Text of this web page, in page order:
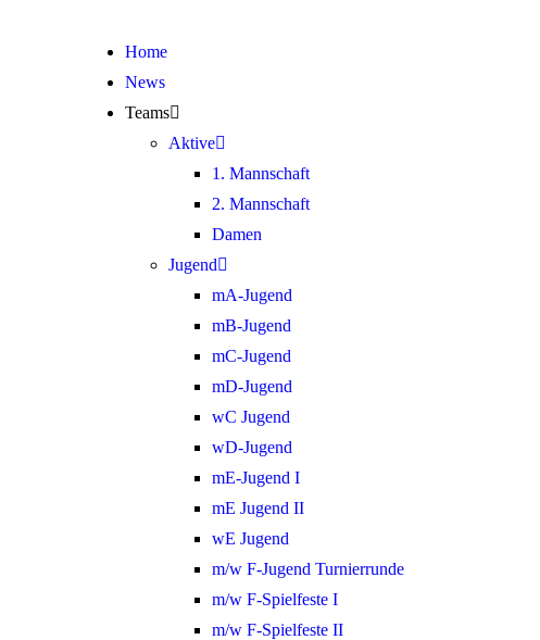
Home
News
Teams
Aktive
1. Mannschaft
2. Mannschaft
Damen
Jugend
mA-Jugend
mB-Jugend
mC-Jugend
mD-Jugend
wC Jugend
wD-Jugend
mE-Jugend I
mE Jugend II
wE Jugend
m/w F-Jugend Turnierrunde
m/w F-Spielfeste I
m/w F-Spielfeste II